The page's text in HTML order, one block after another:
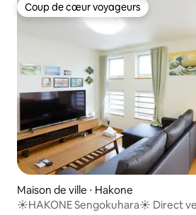
Coup de cœur voyageurs
Coup de cœur voyageurs
Maison de ville ⋅ Hakone
☀HAKONE Sengokuhara☀ Direct